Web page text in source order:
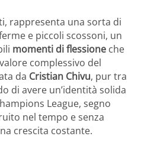
rappresenta una sorta di
e piccoli scossoni, un
momenti di flessione che
complessivo del
da Cristian Chivu, pur tra
di avere un’identità solida
League, segno
nel tempo e senza
crescita costante.